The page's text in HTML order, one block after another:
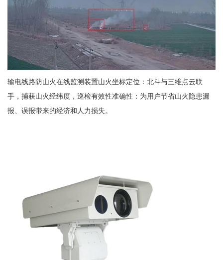
输电线路防山火在线监测装置山火坐标定位：北斗与三维点云联
手，捕获山火经纬度，巡检有效性准确性：为用户节省山火隐患漏
报、误报带来的经济和人力损失。